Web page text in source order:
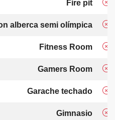
Fire pit
alberca semi olímpica
Fitness Room
Gamers Room
Garache techado
Gimnasio